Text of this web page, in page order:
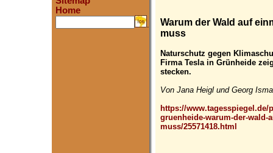
Home
.
Warum der Wald auf
muss
Naturschutz gegen
Firma Tesla in Grünheide
stecken.
Von Jana Heigl und Georg
https://
gruenheide-warum-der-wald-
muss/25571418.html